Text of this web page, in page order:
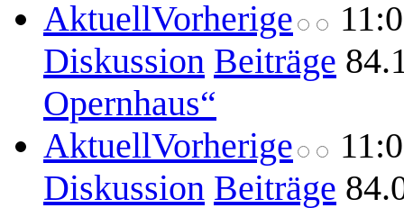
AktuellVorherige
Diskussion Beiträge
Opernhaus“
AktuellVorherige
Diskussion Beiträge